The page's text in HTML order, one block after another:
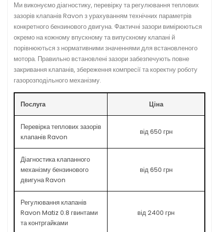
Ми виконуємо діагностику, перевірку та регулювання теплових
зазорів клапанів Ravon з урахуванням технічних параметрів
конкретного бензинового двигуна. Фактичні зазори вимірюються
окремо на кожному впускному та випускному клапані й
порівнюються з нормативними значеннями для встановленого
мотора. Правильно встановлені зазори забезпечують повне
закривання клапанів, збереження компресії та коректну роботу
газорозподільного механізму.
Послуга Ціна
Перевірка теплових зазорів
клапанів Ravon
від 650 грн
Діагностика клапанного
механізму бензинового
двигуна Ravon
від 650 грн
Регулювання клапанів
Ravon Matiz 0.8 гвинтами
та контргайками
від 2400 грн